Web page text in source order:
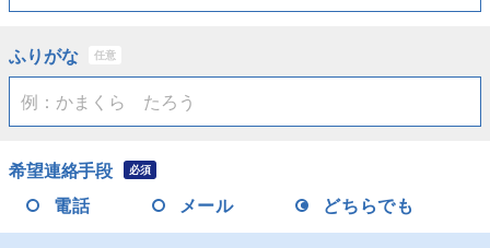
ふりがな 任意
希望連絡手段 必須
電話 メール どちらでも